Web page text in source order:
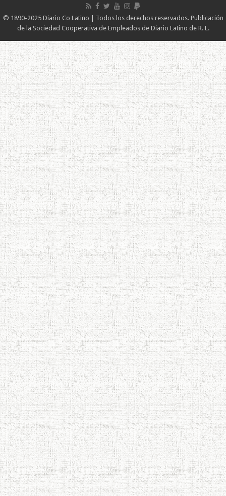
© 1890-2025 Diario Co Latino | Todos los derechos reservados. Publicación
de la Sociedad Cooperativa de Empleados de Diario Latino de R. L.